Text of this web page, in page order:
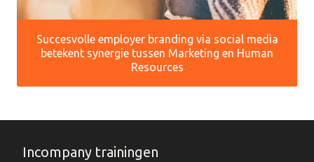
Succesvolle employer branding via social media
betekent synergie tussen Marketing en Human
Resources
Incompany trainingen